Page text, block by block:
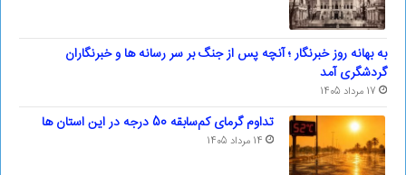
به بهانه روز خبرنگار ؛ آنچه پس از جنگ بر سر رسانه ها و خبرنگاران
گردشگری آمد
17 مرداد 1405
تداوم گرمای کم‌سابقه 50 درجه در این استان ها
14 مرداد 1405